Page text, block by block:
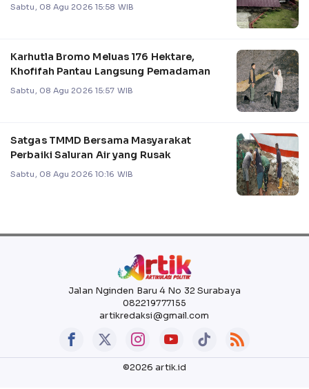
Sabtu, 08 Agu 2026 15:58 WIB
Karhutla Bromo Meluas 176 Hektare,
Khofifah Pantau Langsung Pemadaman
Sabtu, 08 Agu 2026 15:57 WIB
Satgas TMMD Bersama Masyarakat
Perbaiki Saluran Air yang Rusak
Sabtu, 08 Agu 2026 10:16 WIB
Jalan Nginden Baru 4 No 32 Surabaya
082219777155
artikredaksi@gmail.com
©2026 artik.id